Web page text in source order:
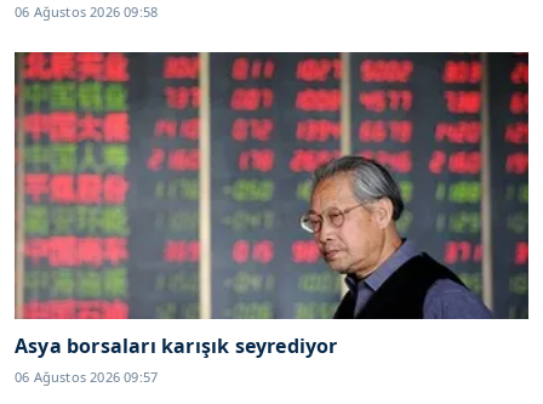
06 Ağustos 2026 09:58
Asya borsaları karışık seyrediyor
06 Ağustos 2026 09:57